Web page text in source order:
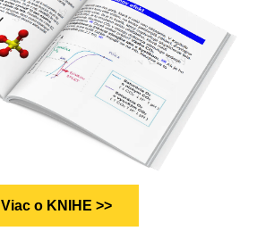
Viac o KNIHE >>